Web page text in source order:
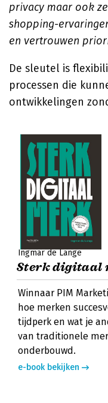
privacy maar ook
shopping-
en vertrouwen
De sleutel is
processen die
ontwikkelingen
Ingmar de Lange
Sterk digitaal
Winnaar PIM
hoe merken
tijdperk en wat je
van traditionele
onderbouwd.
e-book bekijken